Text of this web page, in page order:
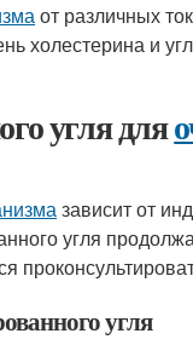
от различных
холестерина и
угля для
зависит от
угля
угля